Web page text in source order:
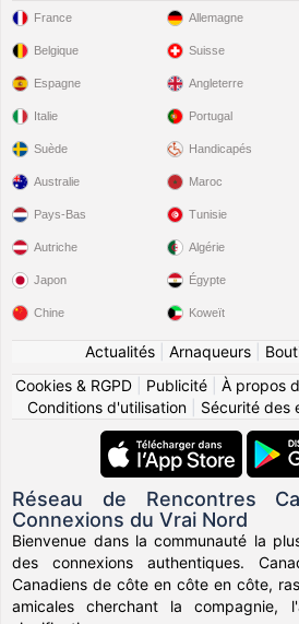
France
Belgique
Espagne
Italie
Suède
Allemagne
Suisse
Angleterre
Portugal
Handicapés
Australie
Pays-Bas
Autriche
Japon
Chine
Maroc
Tunisie
Algérie
Égypte
Koweït
Actualités| Arnaqueurs|
Cookies & RGPD
Publicité À propos
Conditions d'utilisation| Sécurité des
Réseau de Rencontres
Connexions du Vrai Nord
Bienvenue dans la communauté la
des connexions authentiques.
Canadiens de côte en côte en côte,
amicales cherchant la compagnie,